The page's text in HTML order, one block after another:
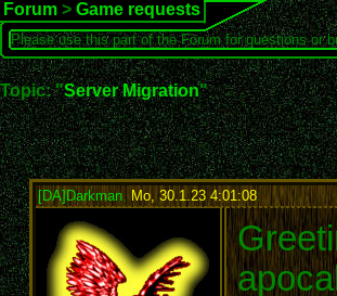
Forum > Game requests
Please use this part of the Forum for questions or
Topic: "Server Migration"
[DA]Darkman, Mo, 30.1.23 4:01:08: